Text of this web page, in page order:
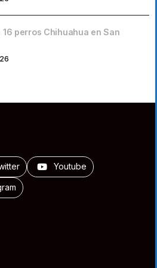
16 perros Chihuahua en San
Youtube